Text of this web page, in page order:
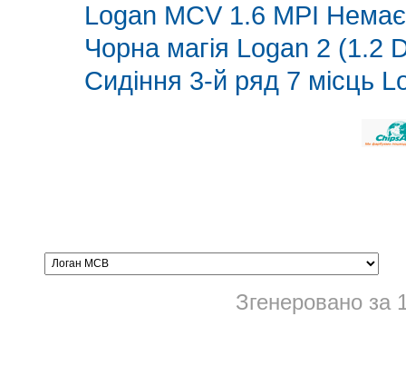
Logan MCV 1.6 MPI Немає
Чорна магія Logan 2 (1.2
Сидіння 3-й ряд 7 місць
Згенеровано за